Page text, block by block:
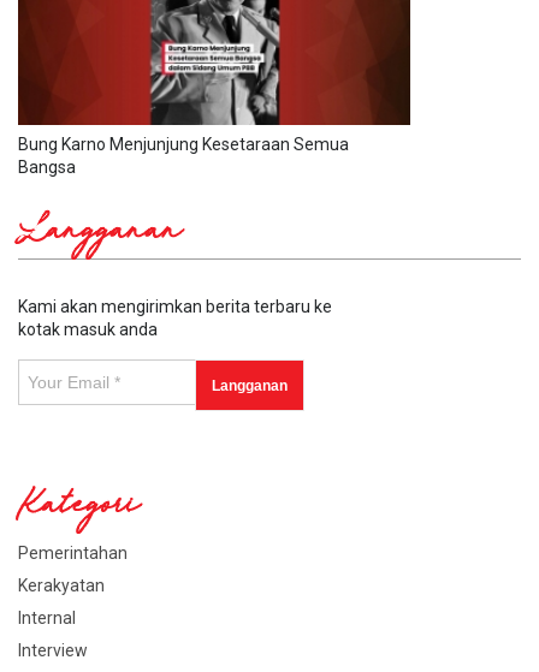
Bung Karno Menjunjung Kesetaraan Semua
Bangsa
Langganan
Kami akan mengirimkan berita terbaru ke
kotak masuk anda
Kategori
Pemerintahan
Kerakyatan
Internal
Interview